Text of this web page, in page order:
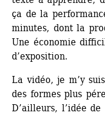
ça de la
minutes, dont la
Une économie
d’exposition.
La vidéo, je m’y
des formes plus
D’ailleurs, l’idée